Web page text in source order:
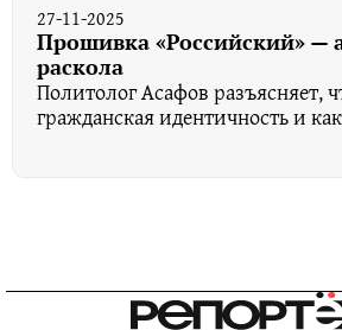
27-11-2025
Прошивка «Российский» —
раскола
Политолог Асафов разъясняет,
гражданская идентичность и